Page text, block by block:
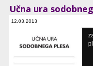
Učna ura
12.03.2013
Kulturni bazar, Cankarjev dom